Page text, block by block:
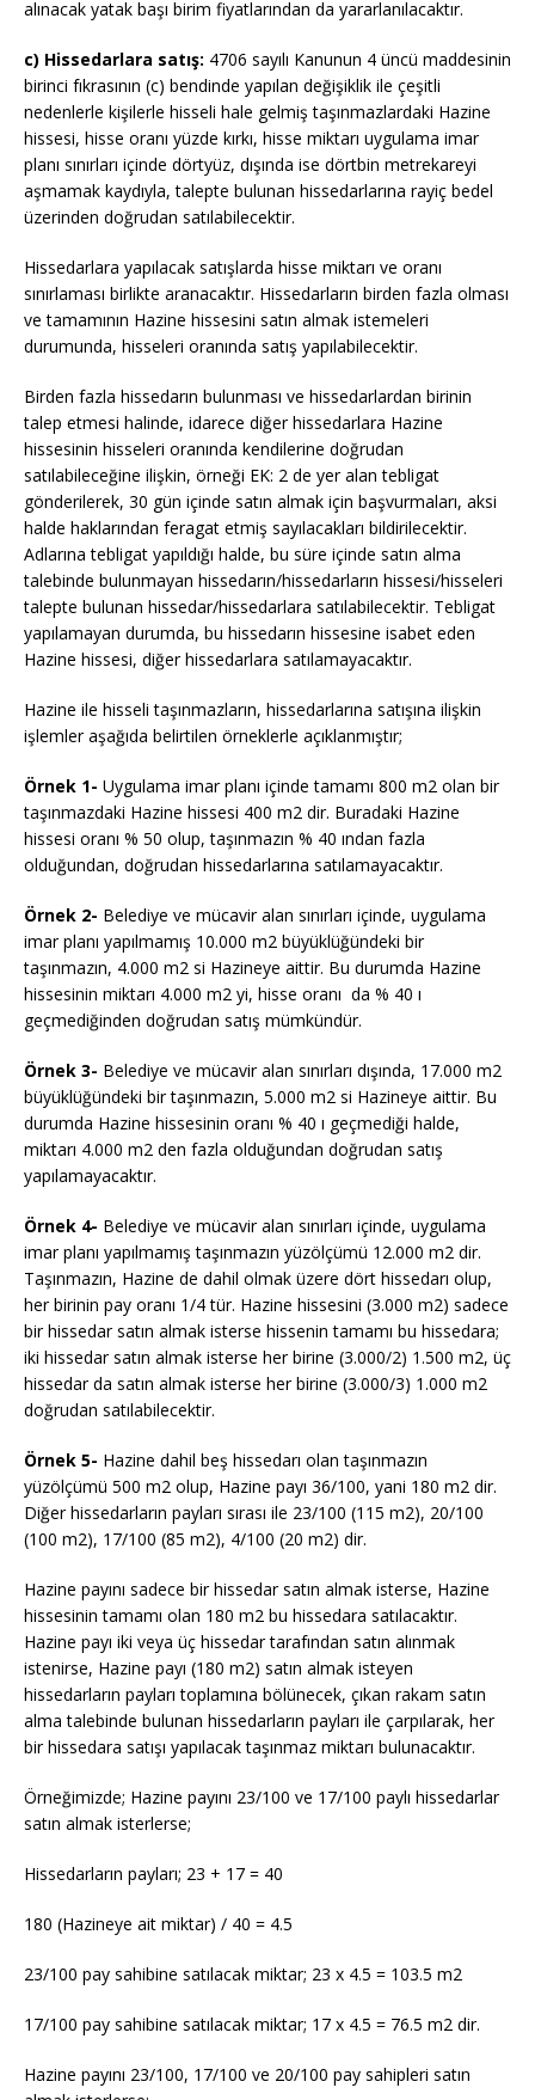
alınacak yatak başı birim fiyatlarından da yararlanılacaktır.
c) Hissedarlara satış: 4706 sayılı Kanunun 4 üncü maddesinin
birinci fıkrasının (c) bendinde yapılan değişiklik ile çeşitli
nedenlerle kişilerle hisseli hale gelmiş taşınmazlardaki Hazine
hissesi, hisse oranı yüzde kırkı, hisse miktarı uygulama imar
planı sınırları içinde dörtyüz, dışında ise dörtbin metrekareyi
aşmamak kaydıyla, talepte bulunan hissedarlarına rayiç bedel
üzerinden doğrudan satılabilecektir.
Hissedarlara yapılacak satışlarda hisse miktarı ve oranı
sınırlaması birlikte aranacaktır. Hissedarların birden fazla olması
ve tamamının Hazine hissesini satın almak istemeleri
durumunda, hisseleri oranında satış yapılabilecektir.
Birden fazla hissedarın bulunması ve hissedarlardan birinin
talep etmesi halinde, idarece diğer hissedarlara Hazine
hissesinin hisseleri oranında kendilerine doğrudan
satılabileceğine ilişkin, örneği EK: 2 de yer alan tebligat
gönderilerek, 30 gün içinde satın almak için başvurmaları, aksi
halde haklarından feragat etmiş sayılacakları bildirilecektir.
Adlarına tebligat yapıldığı halde, bu süre içinde satın alma
talebinde bulunmayan hissedarın/hissedarların hissesi/hisseleri
talepte bulunan hissedar/hissedarlara satılabilecektir. Tebligat
yapılamayan durumda, bu hissedarın hissesine isabet eden
Hazine hissesi, diğer hissedarlara satılamayacaktır.
Hazine ile hisseli taşınmazların, hissedarlarına satışına ilişkin
işlemler aşağıda belirtilen örneklerle açıklanmıştır;
Örnek 1- Uygulama imar planı içinde tamamı 800 m2 olan bir
taşınmazdaki Hazine hissesi 400 m2 dir. Buradaki Hazine
hissesi oranı % 50 olup, taşınmazın % 40 ından fazla
olduğundan, doğrudan hissedarlarına satılamayacaktır.
Örnek 2- Belediye ve mücavir alan sınırları içinde, uygulama
imar planı yapılmamış 10.000 m2 büyüklüğündeki bir
taşınmazın, 4.000 m2 si Hazineye aittir. Bu durumda Hazine
hissesinin miktarı 4.000 m2 yi, hisse oranı da % 40 ı
geçmediğinden doğrudan satış mümkündür.
Örnek 3- Belediye ve mücavir alan sınırları dışında, 17.000 m2
büyüklüğündeki bir taşınmazın, 5.000 m2 si Hazineye aittir. Bu
durumda Hazine hissesinin oranı % 40 ı geçmediği halde,
miktarı 4.000 m2 den fazla olduğundan doğrudan satış
yapılamayacaktır.
Örnek 4- Belediye ve mücavir alan sınırları içinde, uygulama
imar planı yapılmamış taşınmazın yüzölçümü 12.000 m2 dir.
Taşınmazın, Hazine de dahil olmak üzere dört hissedarı olup,
her birinin pay oranı 1/4 tür. Hazine hissesini (3.000 m2) sadece
bir hissedar satın almak isterse hissenin tamamı bu hissedara;
iki hissedar satın almak isterse her birine (3.000/2) 1.500 m2, üç
hissedar da satın almak isterse her birine (3.000/3) 1.000 m2
doğrudan satılabilecektir.
Örnek 5- Hazine dahil beş hissedarı olan taşınmazın
yüzölçümü 500 m2 olup, Hazine payı 36/100, yani 180 m2 dir.
Diğer hissedarların payları sırası ile 23/100 (115 m2), 20/100
(100 m2), 17/100 (85 m2), 4/100 (20 m2) dir.
Hazine payını sadece bir hissedar satın almak isterse, Hazine
hissesinin tamamı olan 180 m2 bu hissedara satılacaktır.
Hazine payı iki veya üç hissedar tarafından satın alınmak
istenirse, Hazine payı (180 m2) satın almak isteyen
hissedarların payları toplamına bölünecek, çıkan rakam satın
alma talebinde bulunan hissedarların payları ile çarpılarak, her
bir hissedara satışı yapılacak taşınmaz miktarı bulunacaktır.
Örneğimizde; Hazine payını 23/100 ve 17/100 paylı hissedarlar
satın almak isterlerse;
Hissedarların payları; 23 + 17 = 40
180 (Hazineye ait miktar) / 40 = 4.5
23/100 pay sahibine satılacak miktar; 23 x 4.5 = 103.5 m2
17/100 pay sahibine satılacak miktar; 17 x 4.5 = 76.5 m2 dir.
Hazine payını 23/100, 17/100 ve 20/100 pay sahipleri satın